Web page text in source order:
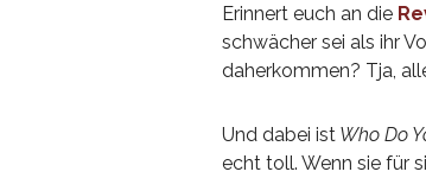
Erinnert euch an die
schwächer sei als ihr
daherkommen? Tja,
Und dabei ist Who Do
echt toll. Wenn sie für